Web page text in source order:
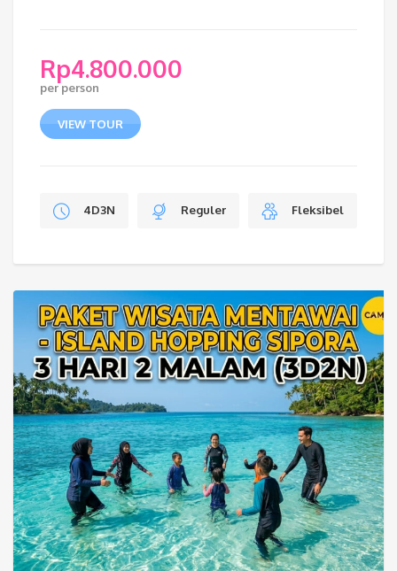
Rp4.800.000
per person
VIEW TOUR
4D3N Reguler Fleksibel